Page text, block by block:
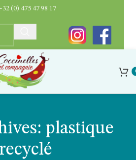
plastique
recyclé
(0) 475 47 98 17